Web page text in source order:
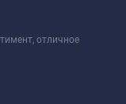
отличное